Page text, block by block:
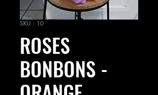
SKU : 10
ROSES
BONBONS -